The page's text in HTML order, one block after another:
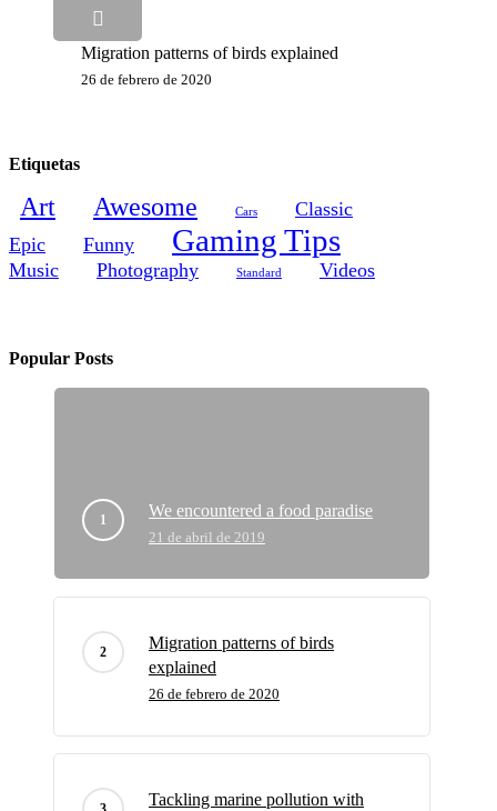
Migration patterns of birds explained
26 de febrero de 2020
Etiquetas
Art Awesome Cars
Classic
Epic
Funny Gaming Tips
Music Photography Standard Videos
Popular Posts
We encountered a food paradise
21 de abril de 2019
Migration patterns of birds
explained
26 de febrero de 2020
Tackling marine pollution with